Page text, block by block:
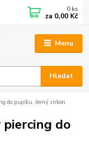
Menu
Hledat
0 ks
za 0,00 Kč
do pupíku, černý zirkon
do